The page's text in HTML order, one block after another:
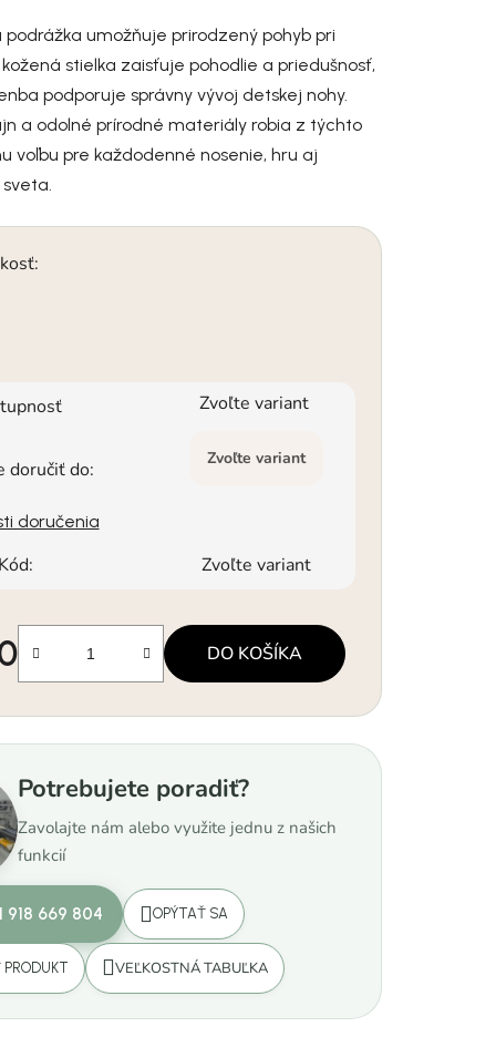
podrážka umožňuje prirodzený pohyb pri
stielka zaisťuje pohodlie a priedušnosť,
podporuje správny vývoj detskej nohy.
a odolné prírodné materiály robia z týchto
voľbu pre každodenné nosenie, hru aj
Zvoľte variant
doručiť do: Zvoľte variant
doručenia
Zvoľte variant
cena:
DO KOŠÍKA
Potrebujete poradiť?
Zavolajte nám alebo využite jednu z našich
funkcií
918 669 804 OPÝTAŤ SA
VEĽKOSTNÁ TABUĽKA